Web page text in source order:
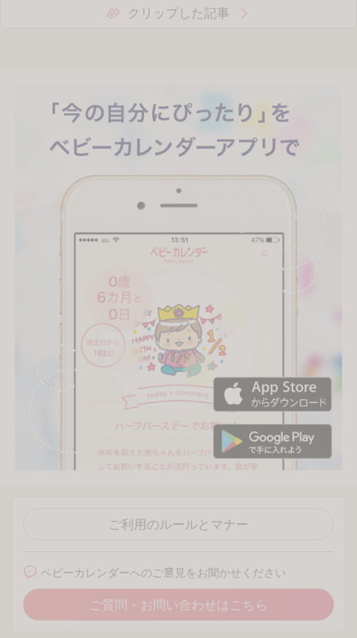
クリップした記事
ご利用のルールとマナー
ベビーカレンダーへのご意見をお聞かせください
ご質問・お問い合わせはこちら